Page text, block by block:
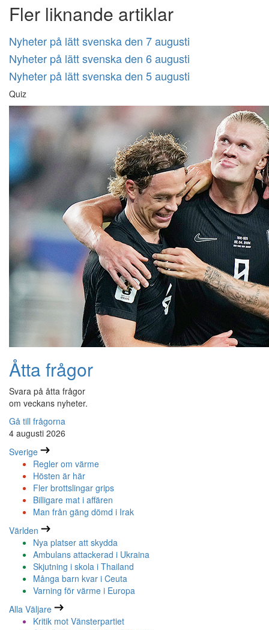
Fler liknande artiklar
Nyheter på lätt svenska den 7 augusti
Nyheter på lätt svenska den 6 augusti
Nyheter på lätt svenska den 5 augusti
Quiz
Åtta frågor
Svara på åtta frågor
om veckans nyheter.
Gå till frågorna
4 augusti 2026
Sverige
Regler om värme
Hösten är här
Fler brottslingar grips
Billigare mat i affären
Man från gäng dömd i Irak
Världen
Nya platser att skydda
Ambulans attackerad i Ukraina
Skjutning i skola i Thailand
Många barn kvar i Ceuta
Varning för värme i Europa
Alla Väljare
Kritik mot Vänsterpartiet